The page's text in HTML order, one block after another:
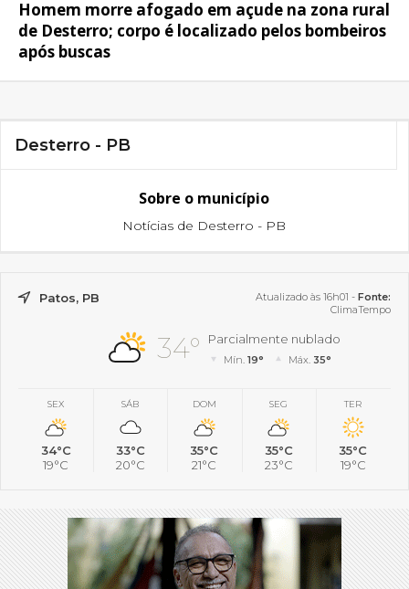
Homem morre afogado em açude na zona rural
de Desterro; corpo é localizado pelos bombeiros
após buscas
Desterro - PB
Sobre o município
Notícias de Desterro - PB
Patos, PB Atualizado às 16h01 - Fonte:
ClimaTempo
34° Parcialmente nublado
Mín.19° Máx. 35°
SEX
34°C
19°C
SÁB
33°C
20°C
DOM
35°C
21°C
SEG
35°C
23°C
TER
35°C
19°C